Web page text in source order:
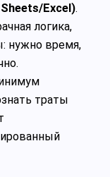
Excel).
логика,
нужно время,
траты